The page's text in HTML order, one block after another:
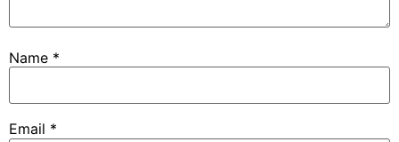
Name *
Email *